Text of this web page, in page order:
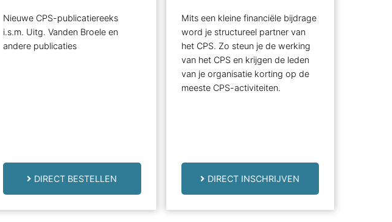
Nieuwe CPS-publicatiereeks
i.s.m. Uitg. Vanden Broele en
andere publicaties
DIRECT BESTELLEN
Mits een kleine financiële bijdrage
word je structureel partner van
het CPS. Zo steun je de werking
van het CPS en krijgen de leden
van je organisatie korting op de
meeste CPS-activiteiten.
DIRECT INSCHRIJVEN